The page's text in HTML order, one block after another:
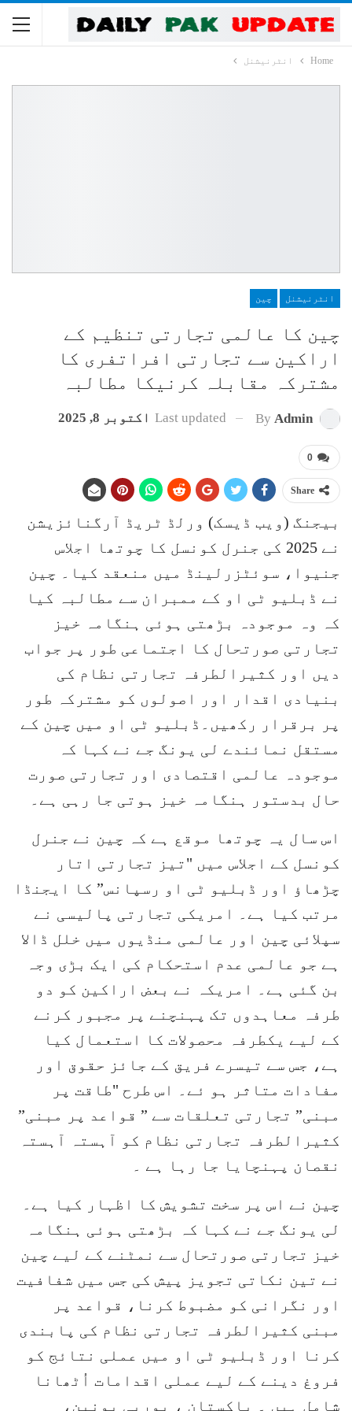
Home انٹرنیشنل
انٹرنیشنل چین
چین کا عالمی تجارتی تنظیم کے
اراکین سے تجارتی افراتفری کا
مشترکہ مقابلہ کرنیکا مطالبہ
By Admin
Last updated اکتوبر 8, 2025
0
Share
بیجنگ (ویب ڈیسک) ورلڈ ٹریڈ آرگنائزیشن
نے 2025 کی جنرل کونسل کا چوتھا اجلاس
جنیوا، سوئٹزرلینڈ میں منعقد کیا۔ چین
نے ڈبلیو ٹی او کے ممبران سے مطالبہ کیا
کہ وہ موجودہ بڑھتی ہوئی ہنگامہ خیز
تجارتی صورتحال کا اجتماعی طور پر جواب
دیں اور کثیرالطرفہ تجارتی نظام کی
بنیادی اقدار اور اصولوں کو مشترکہ طور
پر برقرار رکھیں۔ڈبلیو ٹی او میں چین کے
مستقل نمائندے لی یونگ جے نے کہا کہ
موجودہ عالمی اقتصادی اور تجارتی صورت
حال بدستور ہنگامہ خیز ہوتی جا رہی ہے۔
اس سال یہ چوتھا موقع ہے کہ چین نے جنرل
کونسل کے اجلاس میں "تیز تجارتی اتار
چڑھاؤ اور ڈبلیو ٹی او رسپانس” کا ایجنڈا
مرتب کیا ہے۔ امریکی تجارتی پالیسی نے
سپلائی چین اور عالمی منڈیوں میں خلل ڈالا
ہے جو عالمی عدم استحکام کی ایک بڑی وجہ
بن گئی ہے۔ امریکہ نے بعض اراکین کو دو
طرفہ معاہدوں تک پہنچنے پر مجبور کرنے
کے لیے یکطرفہ محصولات کا استعمال کیا
ہے، جس سے تیسرے فریق کے جائز حقوق اور
مفادات متاثر ہو ئے۔ اس طرح "طاقت پر
مبنی” تجارتی تعلقات سے ” قواعد پر مبنی”
کثیرالطرفہ تجارتی نظام کو آہستہ آہستہ
نقصان پہنچایا جا رہا ہے ۔
چین نے اس پر سخت تشویش کا اظہار کیا ہے۔
لی یونگ جے نے کہا کہ بڑھتی ہوئی ہنگامہ
خیز تجارتی صورتحال سے نمٹنے کے لیے چین
نے تین نکاتی تجویز پیش کی جس میں شفافیت
اور نگرانی کو مضبوط کرنا، قواعد پر
مبنی کثیرالطرفہ تجارتی نظام کی پابندی
کرنا اور ڈبلیو ٹی او میں عملی نتائج کو
فروغ دینے کے لیے عملی اقدامات اُٹھانا
شامل ہیں ۔ پاکستان ، یورپی یونین،